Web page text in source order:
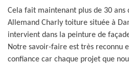
Cela fait maintenant plus de 30
Allemand Charly toiture située à
intervient dans la peinture de
Notre savoir-faire est très reconnu
confiance car chaque projet que